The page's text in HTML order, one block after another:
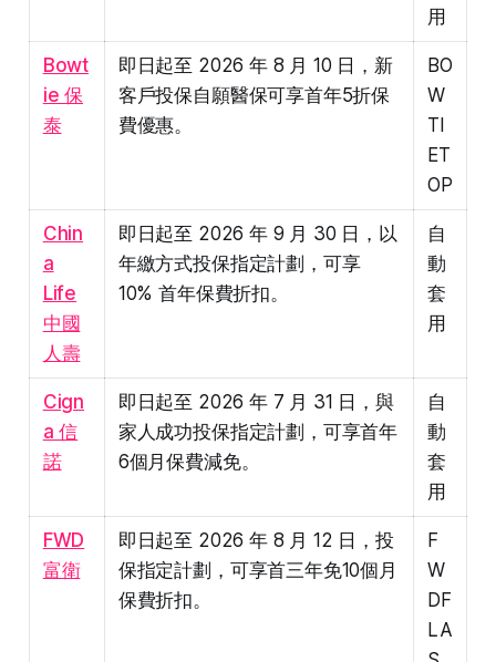
用
Bowt
ie 保
泰
即日起至 2026 年 8 月 10 日，新
客戶投保自願醫保可享首年5折保
費優惠。
BO
W
TI
ET
OP
Chin
a
Life
中國
人壽
即日起至 2026 年 9 月 30 日，以
年繳方式投保指定計劃，可享
10% 首年保費折扣。
自
動
套
用
Cign
a 信
諾
即日起至 2026 年 7 月 31 日，與
家人成功投保指定計劃，可享首年
6個月保費減免。
自
動
套
用
FWD
富衛
即日起至 2026 年 8 月 12 日，投
保指定計劃，可享首三年免10個月
保費折扣。
F
W
DF
LA